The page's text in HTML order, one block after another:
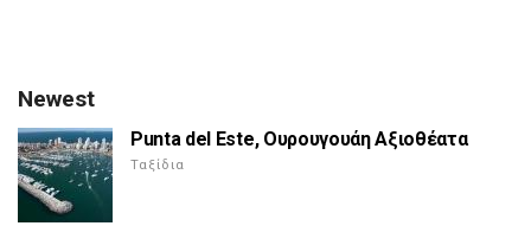
Newest
Punta del Este, Ουρουγουάη Αξιοθέατα
Ταξίδια